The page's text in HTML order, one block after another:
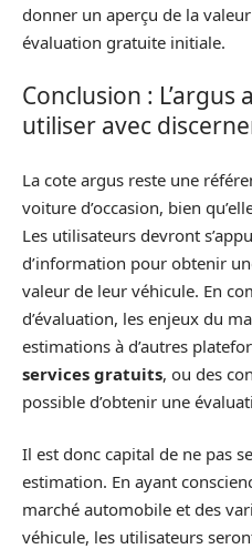
donner un aperçu de la
évaluation gratuite initiale.
Conclusion :
utiliser avec
La cote argus reste une
voiture d’occasion, bien
Les utilisateurs devront
d’information pour obtenir
valeur de leur véhicule. En
d’évaluation, les enjeux du
estimations à d’autres
services gratuits, ou des
possible d’obtenir une
Il est donc capital de ne pas
estimation. En ayant
marché automobile et des
véhicule, les utilisateurs